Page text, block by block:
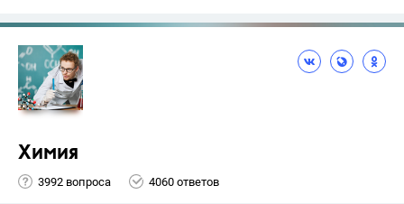
Химия
3992 вопроса 4060 ответов